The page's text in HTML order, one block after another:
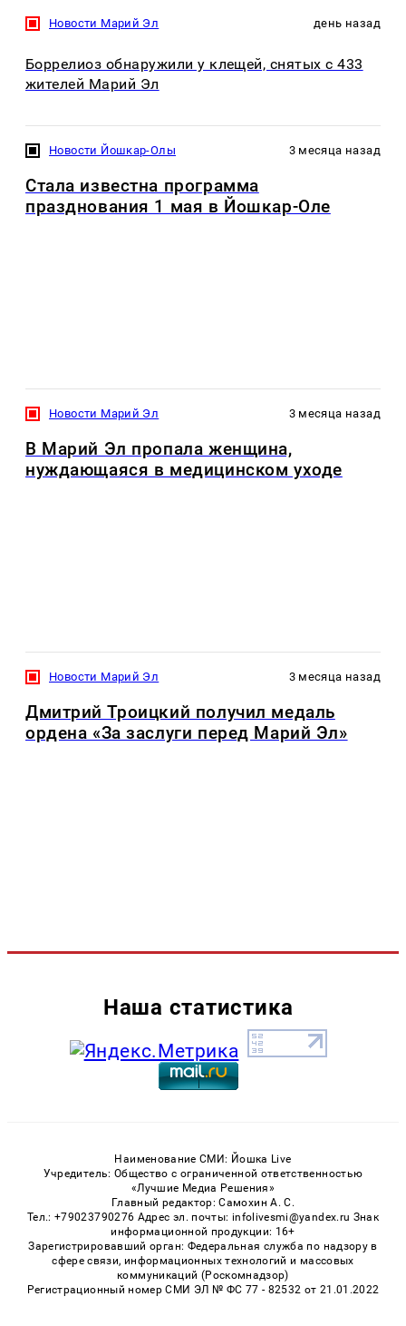
Новости Марий Эл день назад
Боррелиоз обнаружили у клещей, снятых с 433
жителей Марий Эл
Новости Йошкар-Олы 3 месяца назад
Стала известна программа
празднования 1 мая в Йошкар-Оле
Новости Марий Эл 3 месяца назад
В Марий Эл пропала женщина,
нуждающаяся в медицинском уходе
Новости Марий Эл 3 месяца назад
Дмитрий Троицкий получил медаль
ордена «За заслуги перед Марий Эл»
Наша статистика
Наименование СМИ: Йошка Live
Учредитель: Общество с ограниченной ответственностью
«Лучшие Медиа Решения»
Главный редактор: Самохин А. С.
Тел.: +79023790276 Адрес эл. почты: infolivesmi@yandex.ru Знак
информационной продукции: 16+
Зарегистрировавший орган: Федеральная служба по надзору в
сфере связи, информационных технологий и массовых
коммуникаций (Роскомнадзор)
Регистрационный номер СМИ ЭЛ № ФС 77 - 82532 от 21.01.2022